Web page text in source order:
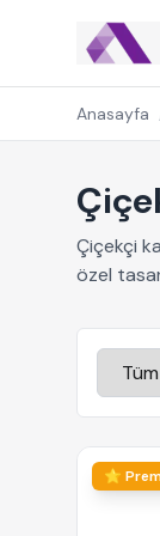
Anasayfa
Çiçekçi
özel
⭐